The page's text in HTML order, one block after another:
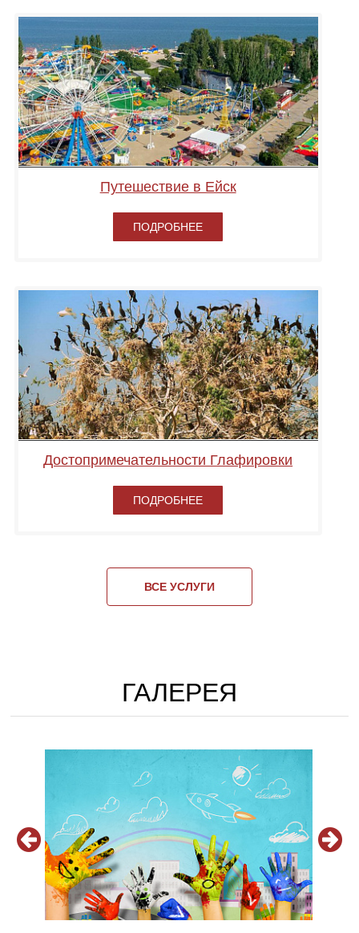
Путешествие в Ейск
ПОДРОБНЕЕ
Достопримечательности Глафировки
ПОДРОБНЕЕ
ВСЕ УСЛУГИ
ГАЛЕРЕЯ